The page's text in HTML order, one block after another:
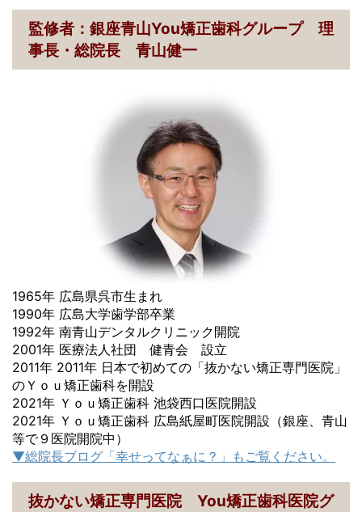
監修者：銀座青山You矯正歯科グループ 理
事長・総院長 青山健一
1965年 広島県呉市生まれ
1990年 広島大学歯学部卒業
1992年 南青山デンタルクリニック開院
2001年 医療法人社団 健青会 設立
2011年 2011年 日本で初めての「抜かない矯正専門医院」
のＹｏｕ矯正歯科を開設
2021年 Ｙｏｕ矯正歯科 池袋西口医院開設
2021年 Ｙｏｕ矯正歯科 広島紙屋町医院開設（銀座、青山
等で９医院開院中）
▼総院長ブログ「幸せってなぁに？」もご覧ください。
抜かない矯正専門医院 You矯正歯科医院グ